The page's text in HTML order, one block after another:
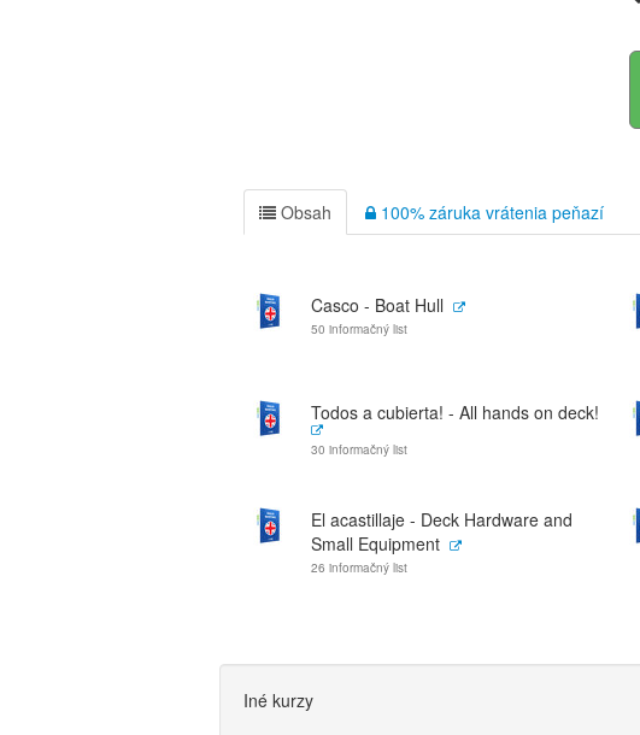
Obsah 100% záruka vrátenia peňazí
Casco - Boat Hull
50 informačný list
Todos a cubierta! - All hands on deck!
30 informačný list
El acastillaje - Deck Hardware and
Small Equipment
26 informačný list
Iné kurzy